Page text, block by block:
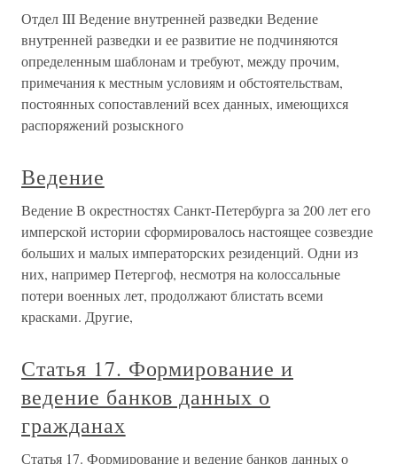
Отдел III Ведение внутренней разведки Ведение
внутренней разведки и ее развитие не подчиняются
определенным шаблонам и требуют, между прочим,
примечания к местным условиям и обстоятельствам,
постоянных сопоставлений всех данных, имеющихся
распоряжений розыскного
Ведение
Ведение В окрестностях Санкт-Петербурга за 200 лет его
имперской истории сформировалось настоящее созвездие
больших и малых императорских резиденций. Одни из
них, например Петергоф, несмотря на колоссальные
потери военных лет, продолжают блистать всеми
красками. Другие,
Статья 17. Формирование и
ведение банков данных о
гражданах
Статья 17. Формирование и ведение банков данных о